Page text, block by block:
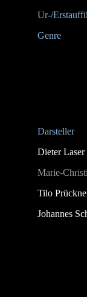
Ur-/
Genre
Darsteller
Dieter Laser
Marie-
Tilo
Johannes